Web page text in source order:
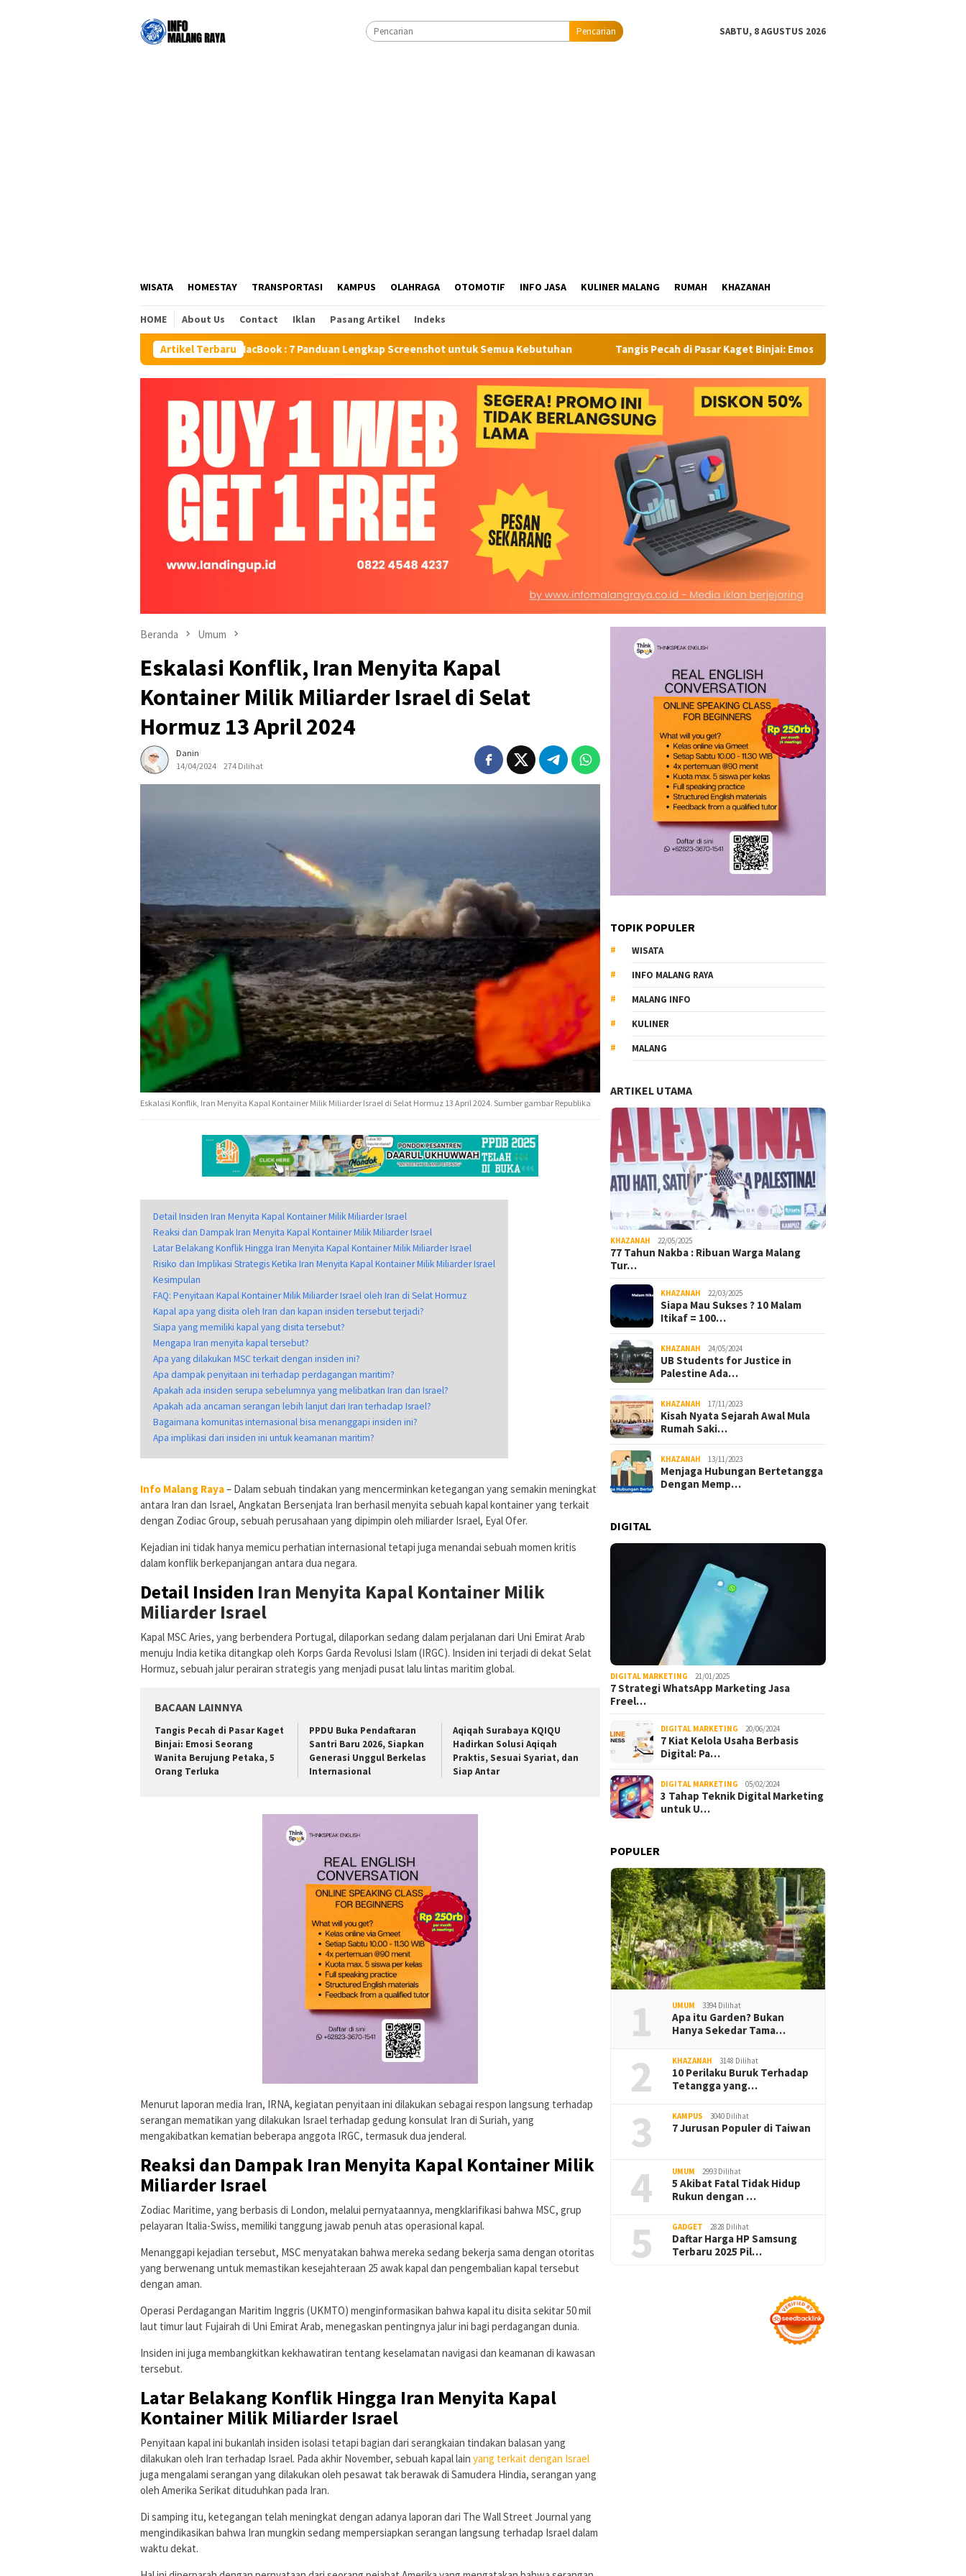
konten
Pencarian SABTU, 8 AGUSTUS 2026
WISATA HOMESTAY TRANSPORTASI KAMPUS OLAHRAGA OTOMOTIF INFO JASA KULINER MALANG RUMAH KHAZANAH
HOME About Us Contact Iklan Pasang Artikel Indeks
Artikel Terbaru
Cara SS di MacBook : 7 Panduan Lengkap Screenshot untuk Semua Kebutuhan Tangis Pecah di Pasar Kaget Binjai: Emosi Seorang Wanita Berujung Petaka, 5 Orang Terluka
Beranda Umum
Eskalasi Konflik, Iran Menyita Kapal
Kontainer Milik Miliarder Israel di Selat
Hormuz 13 April 2024
Danin
14/04/2024
274 Dilihat
Eskalasi Konflik, Iran Menyita Kapal Kontainer Milik Miliarder Israel di Selat Hormuz 13 April 2024. Sumber gambar Republika
Detail Insiden Iran Menyita Kapal Kontainer Milik Miliarder Israel
Reaksi dan Dampak Iran Menyita Kapal Kontainer Milik Miliarder Israel
Latar Belakang Konflik Hingga Iran Menyita Kapal Kontainer Milik Miliarder Israel
Risiko dan Implikasi Strategis Ketika Iran Menyita Kapal Kontainer Milik Miliarder Israel
Kesimpulan
FAQ: Penyitaan Kapal Kontainer Milik Miliarder Israel oleh Iran di Selat Hormuz
Kapal apa yang disita oleh Iran dan kapan insiden tersebut terjadi?
Siapa yang memiliki kapal yang disita tersebut?
Mengapa Iran menyita kapal tersebut?
Apa yang dilakukan MSC terkait dengan insiden ini?
Apa dampak penyitaan ini terhadap perdagangan maritim?
Apakah ada insiden serupa sebelumnya yang melibatkan Iran dan Israel?
Apakah ada ancaman serangan lebih lanjut dari Iran terhadap Israel?
Bagaimana komunitas internasional bisa menanggapi insiden ini?
Apa implikasi dari insiden ini untuk keamanan maritim?
Info Malang Raya– Dalam sebuah tindakan yang mencerminkan ketegangan yang semakin meningkat
antara Iran dan Israel, Angkatan Bersenjata Iran berhasil menyita sebuah kapal kontainer yang terkait
dengan Zodiac Group, sebuah perusahaan yang dipimpin oleh miliarder Israel, Eyal Ofer.
Kejadian ini tidak hanya memicu perhatian internasional tetapi juga menandai sebuah momen kritis
dalam konflik berkepanjangan antara dua negara.
Detail Insiden Iran Menyita Kapal Kontainer Milik
Miliarder Israel
Kapal MSC Aries, yang berbendera Portugal, dilaporkan sedang dalam perjalanan dari Uni Emirat Arab
menuju India ketika ditangkap oleh Korps Garda Revolusi Islam (IRGC). Insiden ini terjadi di dekat Selat
Hormuz, sebuah jalur perairan strategis yang menjadi pusat lalu lintas maritim global.
BACAAN LAINNYA
Tangis Pecah di Pasar Kaget
Binjai: Emosi Seorang
Wanita Berujung Petaka, 5
Orang Terluka
PPDU Buka Pendaftaran
Santri Baru 2026, Siapkan
Generasi Unggul Berkelas
Internasional
Aqiqah Surabaya KQIQU
Hadirkan Solusi Aqiqah
Praktis, Sesuai Syariat, dan
Siap Antar
Menurut laporan media Iran, IRNA, kegiatan penyitaan ini dilakukan sebagai respon langsung terhadap
serangan mematikan yang dilakukan Israel terhadap gedung konsulat Iran di Suriah, yang
mengakibatkan kematian beberapa anggota IRGC, termasuk dua jenderal.
Reaksi dan Dampak Iran Menyita Kapal Kontainer Milik
Miliarder Israel
Zodiac Maritime, yang berbasis di London, melalui pernyataannya, mengklarifikasi bahwa MSC, grup
pelayaran Italia-Swiss, memiliki tanggung jawab penuh atas operasional kapal.
Menanggapi kejadian tersebut, MSC menyatakan bahwa mereka sedang bekerja sama dengan otoritas
yang berwenang untuk memastikan kesejahteraan 25 awak kapal dan pengembalian kapal tersebut
dengan aman.
Operasi Perdagangan Maritim Inggris (UKMTO) menginformasikan bahwa kapal itu disita sekitar 50 mil
laut timur laut Fujairah di Uni Emirat Arab, menegaskan pentingnya jalur ini bagi perdagangan dunia.
Insiden ini juga membangkitkan kekhawatiran tentang keselamatan navigasi dan keamanan di kawasan
tersebut.
Latar Belakang Konflik Hingga Iran Menyita Kapal
Kontainer Milik Miliarder Israel
Penyitaan kapal ini bukanlah insiden isolasi tetapi bagian dari serangkaian tindakan balasan yang
dilakukan oleh Iran terhadap Israel. Pada akhir November, sebuah kapal lain yang terkait dengan Israel
juga mengalami serangan yang dilakukan oleh pesawat tak berawak di Samudera Hindia, serangan yang
oleh Amerika Serikat dituduhkan pada Iran.
Di samping itu, ketegangan telah meningkat dengan adanya laporan dari The Wall Street Journal yang
mengindikasikan bahwa Iran mungkin sedang mempersiapkan serangan langsung terhadap Israel dalam
waktu dekat.
TOPIK POPULER
WISATA
INFO MALANG RAYA
MALANG INFO
KULINER
MALANG
ARTIKEL UTAMA
KHAZANAH 22/05/2025
77 Tahun Nakba : Ribuan Warga Malang
Tur…
KHAZANAH 22/03/2025
Siapa Mau Sukses ? 10 Malam
Itikaf = 100…
KHAZANAH 24/05/2024
UB Students for Justice in
Palestine Ada…
KHAZANAH 17/11/2023
Kisah Nyata Sejarah Awal Mula
Rumah Saki…
KHAZANAH 13/11/2023
Menjaga Hubungan Bertetangga
Dengan Memp…
DIGITAL
DIGITAL MARKETING 21/01/2025
7 Strategi WhatsApp Marketing Jasa
Freel…
DIGITAL MARKETING 20/06/2024
7 Kiat Kelola Usaha Berbasis
Digital: Pa…
DIGITAL MARKETING 05/02/2024
3 Tahap Teknik Digital Marketing
untuk U…
POPULER
1 UMUM 3394 Dilihat
Apa itu Garden? Bukan
Hanya Sekedar Tama…
2 KHAZANAH 3148 Dilihat
10 Perilaku Buruk Terhadap
Tetangga yang…
3 KAMPUS 3040 Dilihat
7 Jurusan Populer di Taiwan
4 UMUM 2993 Dilihat
5 Akibat Fatal Tidak Hidup
Rukun dengan …
5 GADGET 2828 Dilihat
Daftar Harga HP Samsung
Terbaru 2025 Pil…